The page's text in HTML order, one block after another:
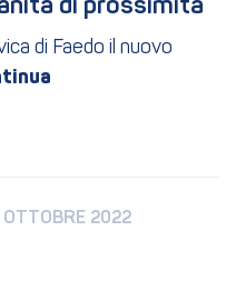
di prossimità
di Faedo il nuovo
OTTOBRE 2022